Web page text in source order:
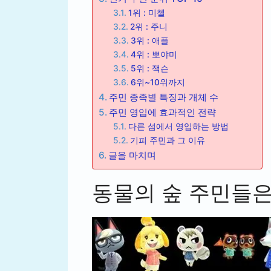
1위 : 미첼
2위 : 주니
3위 : 애플
4위 : 뽀야미
5위 : 잭슨
6위~10위까지
주민 종족별 특징과 개체 수
주민 영입에 효과적인 전략
다른 섬에서 영입하는 방법
기피 주민과 그 이유
글을 마치며
동물의 숲 주민들